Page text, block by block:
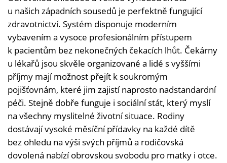
u našich západních sousedů je perfektně fungující
zdravotnictví. Systém disponuje moderním
vybavením a vysoce profesionálním přístupem
k pacientům bez nekonečných čekacích lhůt. Čekárny
u lékařů jsou skvěle organizované a lidé s vyššími
příjmy mají možnost přejít k soukromým
pojišťovnám, které jim zajistí naprosto nadstandardní
péči. Stejně dobře funguje i sociální stát, který myslí
na všechny myslitelné životní situace. Rodiny
dostávají vysoké měsíční přídavky na každé dítě
bez ohledu na výši svých příjmů a rodičovská
dovolená nabízí obrovskou svobodu pro matky i otce.